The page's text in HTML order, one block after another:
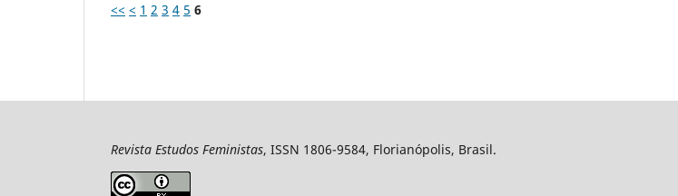
<< < 1 2 3 4 5 6
Revista Estudos Feministas, ISSN 1806-9584, Florianópolis, Brasil.